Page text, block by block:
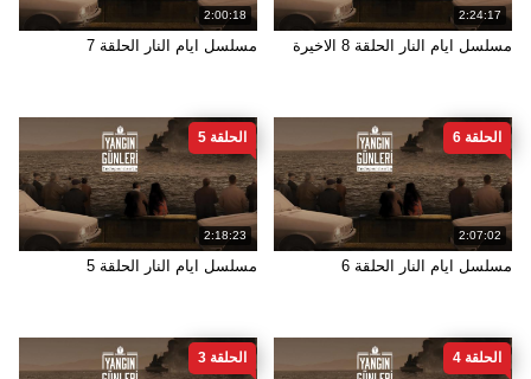
2:24:17
مسلسل ايام النار الحلقة 8 الاخيرة
2:00:18
مسلسل ايام النار الحلقة 7
2:07:02
الحلقة 6
مسلسل ايام النار الحلقة 6
2:18:23
الحلقة 5
مسلسل ايام النار الحلقة 5
الحلقة 4 الحلقة 3